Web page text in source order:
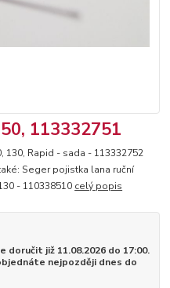
113332751
130, Rapid - sada - 113332752
Seger pojistka lana ruční
- 110338510 celý popis
doručit již 11.08.2026 do 17:00.
nejpozději dnes do